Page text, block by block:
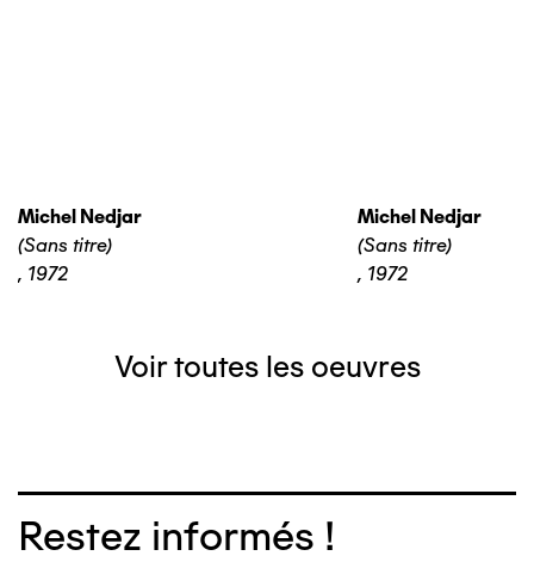
Michel Nedjar
(Sans titre)
, 1972
Michel Nedjar
(Sans titre)
, 1972
Voir toutes les oeuvres
Restez informés !